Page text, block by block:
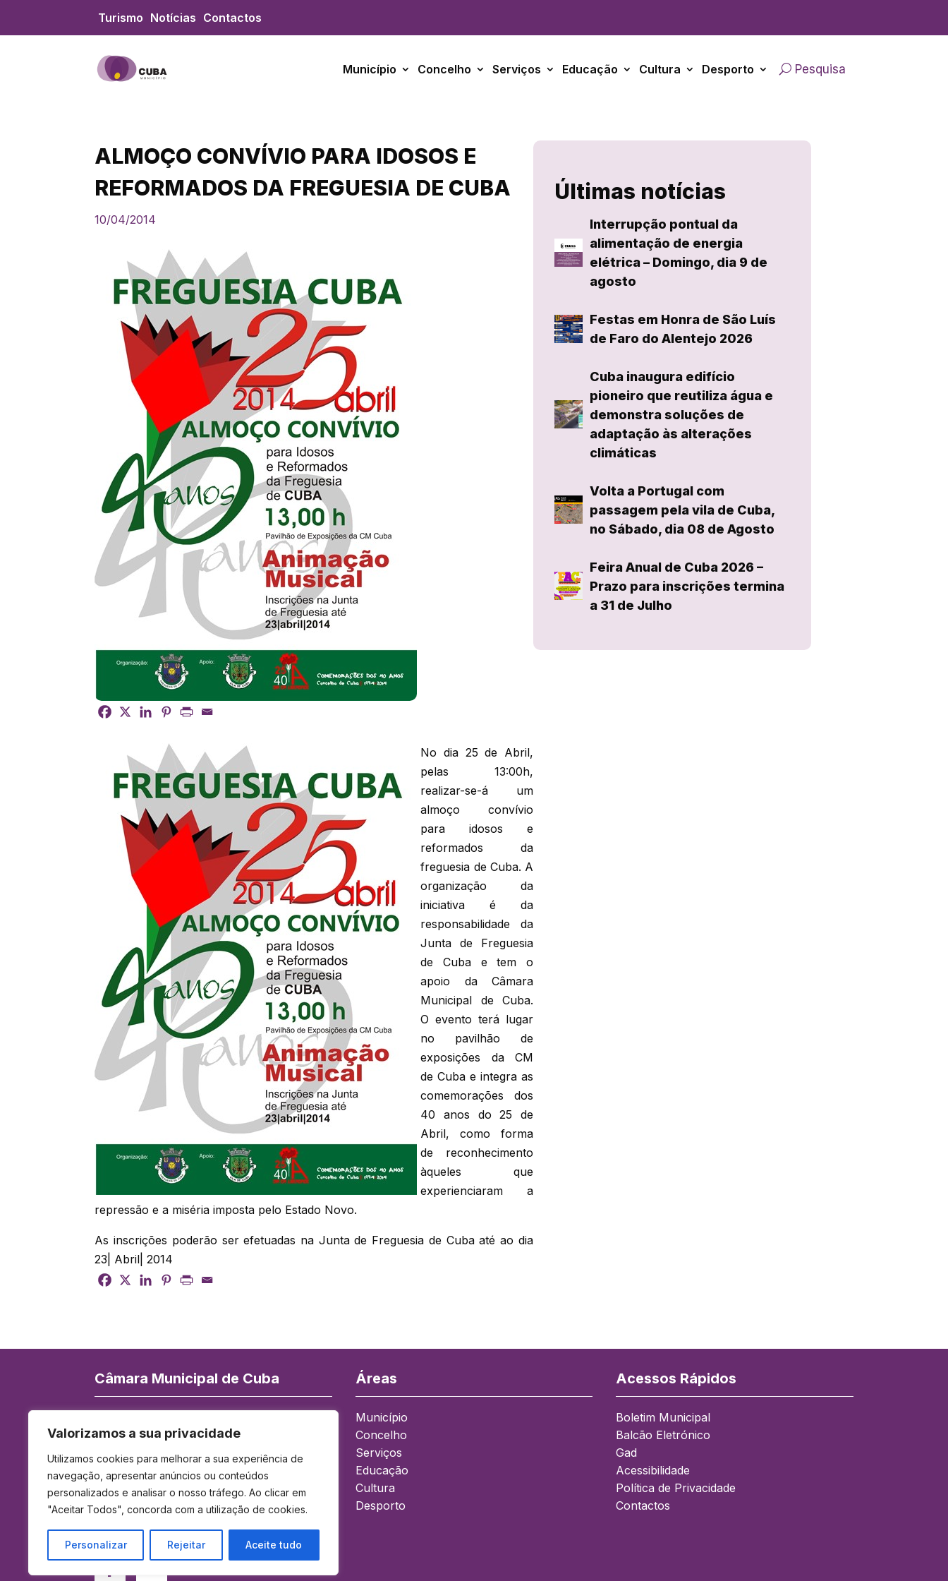
content
Valorizamos a sua privacidade
Utilizamos cookies para melhorar a sua experiência de
navegação, apresentar anúncios ou conteúdos
personalizados e analisar o nosso tráfego. Ao clicar em
"Aceitar Todos", concorda com a utilização de cookies.
Personalizar Rejeitar Aceite tudo
Turismo Notícias Contactos
Município Concelho Serviços Educação Cultura Desporto Pesquisa
ALMOÇO CONVÍVIO PARA IDOSOS E
REFORMADOS DA FREGUESIA DE CUBA
10/04/2014
No dia 25 de Abril,
pelas 13:00h,
realizar-se-á um
almoço convívio
para idosos e
reformados da
freguesia de Cuba. A
organização da
iniciativa é da
responsabilidade da
Junta de Freguesia
de Cuba e tem o
apoio da Câmara
Municipal de Cuba.
O evento terá lugar
no pavilhão de
exposições da CM
de Cuba e integra as
comemorações dos
40 anos do 25 de
Abril, como forma
de reconhecimento
àqueles que
experienciaram a
repressão e a miséria imposta pelo Estado Novo.
As inscrições poderão ser efetuadas na Junta de Freguesia de Cuba até ao dia
23| Abril| 2014
Últimas notícias
Interrupção pontual da
alimentação de energia
elétrica – Domingo, dia 9 de
agosto
Festas em Honra de São Luís
de Faro do Alentejo 2026
Cuba inaugura edifício
pioneiro que reutiliza água e
demonstra soluções de
adaptação às alterações
climáticas
Volta a Portugal com
passagem pela vila de Cuba,
no Sábado, dia 08 de Agosto
Feira Anual de Cuba 2026 –
Prazo para inscrições termina
a 31 de Julho
Câmara Municipal de Cuba
284 419 900
rede fixa nacional)
E-mail:
geral@cm-cuba.pt
Horário de Funcionamento:
Das 9h00 às 12h30 e das 14h00 às 17h30
FacebookYouTube
Áreas
Município
Concelho
Serviços
Educação
Cultura
Desporto
Acessos Rápidos
Boletim Municipal
Balcão Eletrónico
Gad
Acessibilidade
Política de Privacidade
Contactos